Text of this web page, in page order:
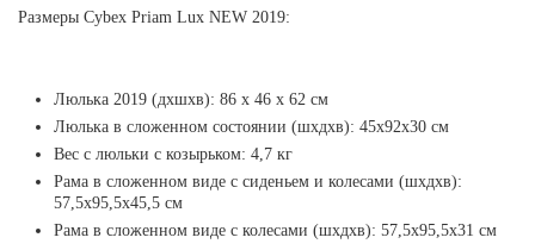
Размеры Cybex Priam Lux NEW 2019:
Люлька 2019 (дxшxв): 86 x 46 x 62 см
Люлька в сложенном состоянии (шхдхв): 45х92х30 см
Вес с люльки с козырьком: 4,7 кг
Рама в сложенном виде с сиденьем и колесами (шхдхв):
57,5х95,5х45,5 см
Рама в сложенном виде с колесами (шхдхв): 57,5х95,5х31 см